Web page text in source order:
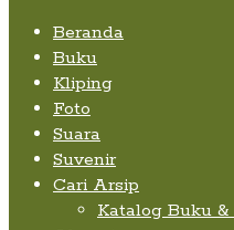
Beranda
Buku
Kliping
Foto
Suara
Suvenir
Cari Arsip
Katalog Buku